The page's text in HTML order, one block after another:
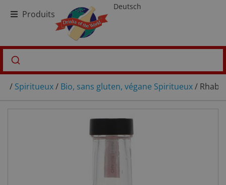
Produits
Deutsch
/ Spiritueux/ Bio, sans gluten, végane Spiritueux/